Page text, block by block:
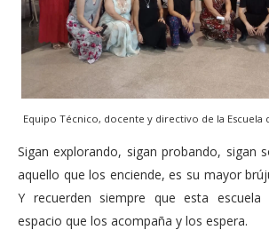
Equipo Técnico, docente y directivo de la Escuela
Sigan explorando, sigan probando, sigan
aquello que los enciende, es su mayor
Y recuerden siempre que esta escuela
espacio que los acompaña y los espera.